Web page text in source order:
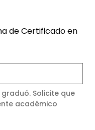
de Certificado en
Solicite que
académico